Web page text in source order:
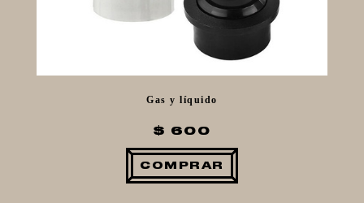
Gas y líquido
$ 600
COMPRAR